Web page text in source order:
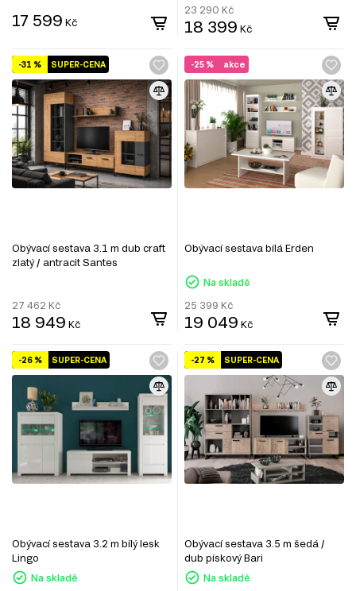
17 599 Kč
23 290 Kč
18 399 Kč
SUPER-CENA
-31 %
Obývací sestava 3.1 m dub craft
zlatý / antracit Santes
27 462 Kč
18 949 Kč
akce
-25 %
Obývací sestava bílá Erden
Na skladě
25 399 Kč
19 049 Kč
SUPER-CENA
-26 %
Obývací sestava 3.2 m bílý lesk
Lingo
Na skladě
SUPER-CENA
-27 %
Obývací sestava 3.5 m šedá /
dub pískový Bari
Na skladě